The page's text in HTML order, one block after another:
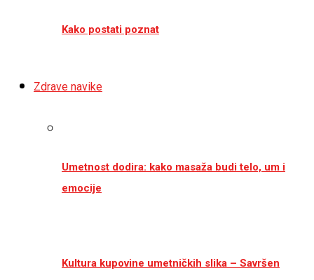
Kako postati poznat
Zdrave navike
Umetnost dodira: kako masaža budi telo, um i
emocije
Kultura kupovine umetničkih slika – Savršen